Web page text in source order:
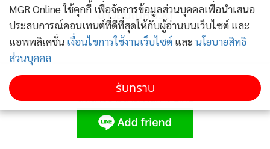
ข่าวอื่นในหมวด
ติดตามข่าวสารผ่านทาง LINE
MGR Online ใช้คุกกี้ เพื่อจัดการข้อมูลส่วนบุคคลเพื่อนำเสนอ
ประสบการณ์คอนเทนต์ที่ดีที่สุดให้กับผู้อ่านบนเว็บไซต์ และ
แอพพลิเคชั่น เงื่อนไขการใช้งานเว็บไซต์ และ นโยบายสิทธิ
ส่วนบุคคล
รับทราบ